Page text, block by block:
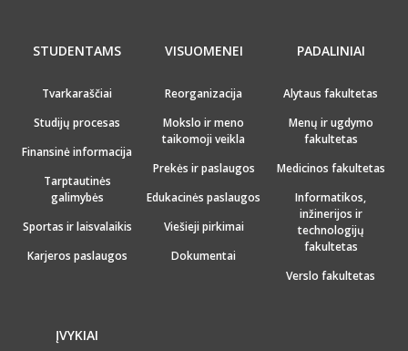
STUDENTAMS
Tvarkaraščiai
Studijų procesas
Finansinė informacija
Tarptautinės
galimybės
Sportas ir laisvalaikis
Karjeros paslaugos
VISUOMENEI
Reorganizacija
Mokslo ir meno
taikomoji veikla
Prekės ir paslaugos
Edukacinės paslaugos
Viešieji pirkimai
Dokumentai
PADALINIAI
Alytaus fakultetas
Menų ir ugdymo
fakultetas
Medicinos fakultetas
Informatikos,
inžinerijos ir
technologijų
fakultetas
Verslo fakultetas
ĮVYKIAI